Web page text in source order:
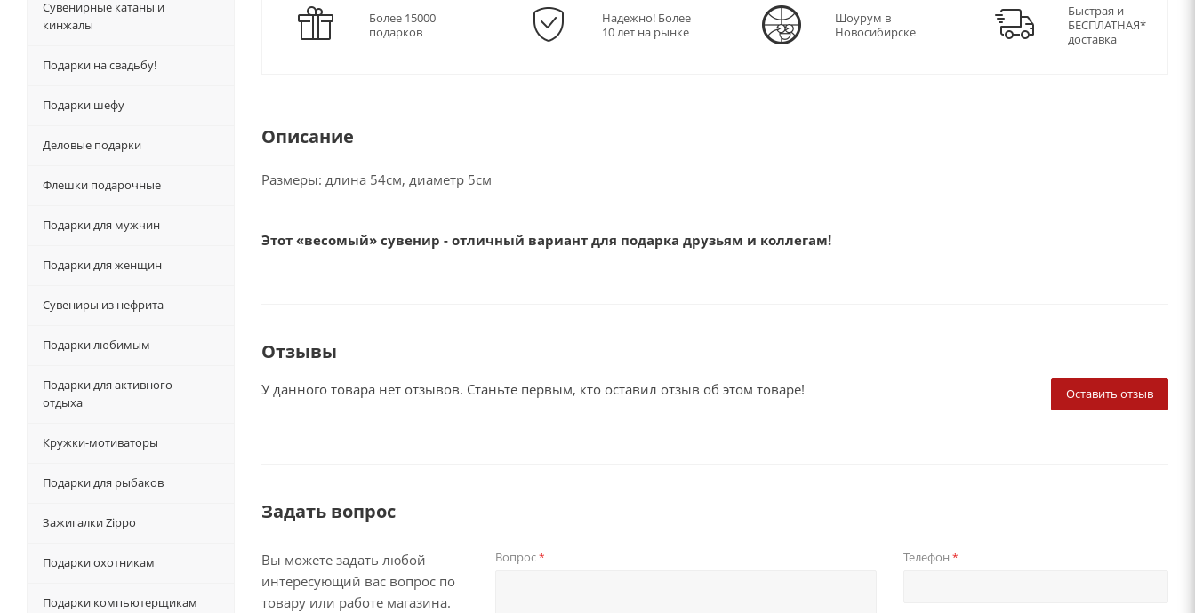
Более 15000
подарков
Надежно! Более
10 лет на рынке
Шоурум в
Новосибирске
Быстрая и
БЕСПЛАТНАЯ*
доставка
Описание
Размеры: длина 54см, диаметр 5см
Этот «весомый» сувенир - отличный вариант для подарка друзьям и коллегам!
Отзывы
Оставить отзыв
У данного товара нет отзывов. Станьте первым, кто оставил отзыв об этом товаре!
Задать вопрос
Вы можете задать любой
интересующий вас вопрос по
товару или работе магазина.
Вопрос* Телефон *
Сувенирные катаны и
кинжалы
Подарки на свадьбу!
Подарки шефу
Деловые подарки
Флешки подарочные
Подарки для мужчин
Подарки для женщин
Сувениры из нефрита
Подарки любимым
Подарки для активного
отдыха
Кружки-мотиваторы
Подарки для рыбаков
Зажигалки Zippo
Подарки охотникам
Подарки компьютерщикам